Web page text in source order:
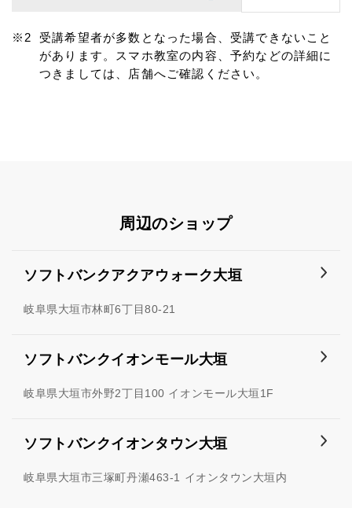
受講希望者が多数となった場合、受講できないこと
があります。スマホ教室の内容、予約などの詳細に
つきましては、店舗へご確認ください。
周辺のショップ
ソフトバンクアクアウォーク大垣
岐阜県大垣市林町6丁目80-21
ソフトバンクイオンモール大垣
岐阜県大垣市外野2丁目100 イオンモール大垣1F
ソフトバンクイオンタウン大垣
岐阜県大垣市三塚町丹瀬463-1 イオンタウン大垣内